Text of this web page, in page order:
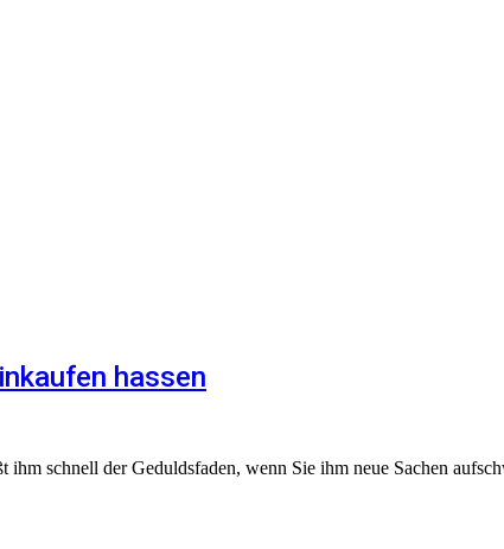
hassen
schnell der Geduldsfaden, wenn Sie ihm neue Sachen